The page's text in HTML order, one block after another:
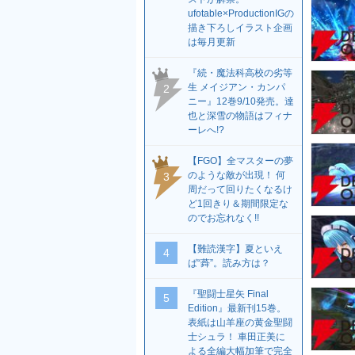
ufotable×ProductionIGの
描き下ろしイラスト企画
は毎月更新
2
『続・魔法科高校の劣等
生 メイジアン・カンパ
ニー』12巻9/10発売。達
也と深雪の物語はフィナ
ーレへ!?
3
【FGO】全マスターの夢
のような敵が出現！ 何
周だって回りたくなるけ
ど1回きり＆期間限定な
のでお忘れなく!!
4
【難読漢字】夏といえ
ば“蕣”。読み方は？
5
『聖闘士星矢 Final
Edition』最新刊15巻。
表紙は山羊座の黄金聖闘
士シュラ！ 車田正美に
よる全編大幅加筆で完全